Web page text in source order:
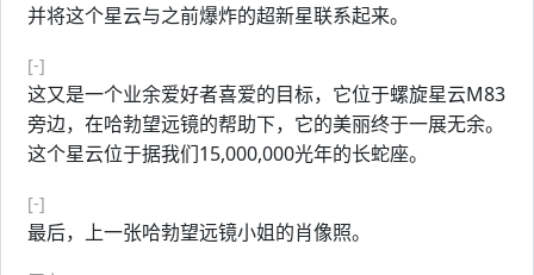
并将这个星云与之前爆炸的超新星联系起来。
[-]
这又是一个业余爱好者喜爱的目标，它位于螺旋星云M83
旁边，在哈勃望远镜的帮助下，它的美丽终于一展无余。
这个星云位于据我们15,000,000光年的长蛇座。
[-]
最后，上一张哈勃望远镜小姐的肖像照。